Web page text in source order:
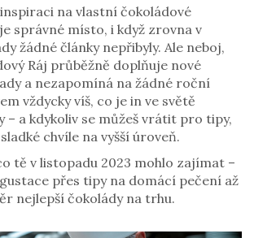
na vlastní čokoládové
správné místo, i když zrovna v
žádné články nepřibyly. Ale neboj,
Ráj průběžně doplňuje nové
a nezapomíná na žádné roční
vždycky víš, co je in ve světě
– a kdykoliv se můžeš vrátit pro tipy,
chvíle na vyšší úroveň.
tě v listopadu 2023 mohlo zajímat –
přes tipy na domácí pečení až
nejlepší čokolády na trhu.